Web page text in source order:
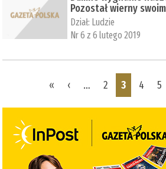
Pozostał wierny
Dział: Ludzie
Nr 6 z 6 lutego 2019
« ‹ … 2 3 4 5